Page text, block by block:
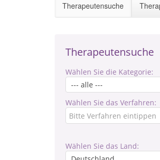
Therapeutensuche
Therapeutensuche
Wählen Sie die Kategorie:
Wählen Sie das Verfahren:
Wählen Sie das Land: